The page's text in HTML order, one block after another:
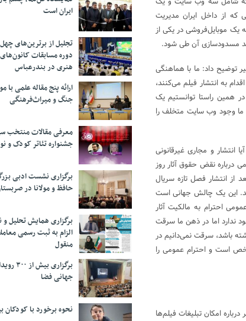
که از داخل ایران مدیریت
یک موبایل‌فروشی در یکی از
مسدودسازی آن طی شود.
توضیح داد: ما با هماهنگی
به انتشار فیلم می‌کنند،
همین راستا توانستیم یک
ما وجود وب سایت متخلف را
و مجاری غیرقانونی
درباره نقض حقوق آثار روز
از انتشار فصل تازه سریال
این یک چالش جهانی است
احترام به مالکیت آثار
ندارد اما در ذهن ما سرقت
باشد، سرقت نمی‌دانیم در
است و احترام عمومی را
امکان تبلیغات فیلم‌ها
ایران است
تجلیل از بر‌ترین‌های
دوره مسابقات
هنری در بندرعباس
ارائه پنج مقاله علمی
جنگ و میراث‌فرهنگی
معرفی مقالات منتخب
جشنواره تئاتر کودک و
برگزاری نشست ادبی
حافظ و مولانا در
برگزاری همایش تحلیل و
الزام به ثبت رسمی
منقول
برگزاری
جهانی فضا
نحوه برخورد با